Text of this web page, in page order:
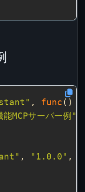
, func
MCPサーバー例"
, "1.0.0" ,